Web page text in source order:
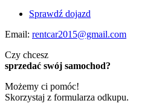
Sprawdź dojazd
Email: rentcar2015@gmail.com
Czy chcesz
sprzedać swój samochod?
Możemy ci pomóc!
Skorzystaj z formularza odkupu.